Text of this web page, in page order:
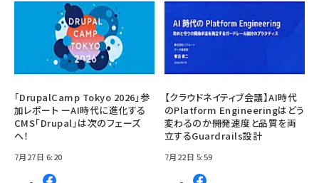
「DrupalCamp Tokyo 2026」参
加レポート ーAI時代に進化する
CMS「Drupal」は次のフェーズ
へ！
7月27日 6:20
【クラウドネイティブ会議】AI時代
のPlatform Engineeringはどう
変わるのか――開発速度と品質を両
立するGuardrails設計
7月22日 5:59